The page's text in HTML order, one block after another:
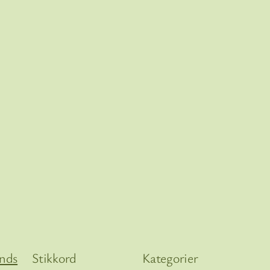
Stikkord Kategorier